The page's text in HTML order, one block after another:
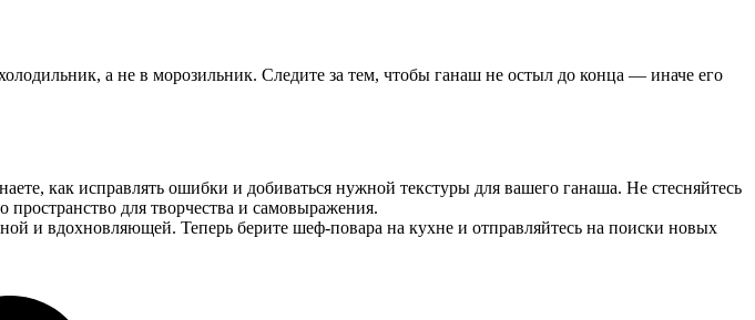
а не в морозильник. Следите за тем, чтобы ганаш не остыл до конца — иначе его
как исправлять ошибки и добиваться нужной текстуры для вашего ганаша. Не стесняйтесь
для творчества и самовыражения.
и вдохновляющей. Теперь берите шеф-повара на кухне и отправляйтесь на поиски новых